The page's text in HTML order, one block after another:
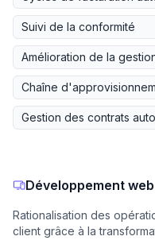
Suivi de la conformité
Amélioration de la
Chaîne
Gestion des contrats
Développement web
Rationalisation des
client grâce à la